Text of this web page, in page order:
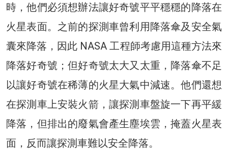
時，他們必須想辦法讓好奇號平平穩穩的降落在
火星表面。之前的探測車曾利用降落傘及安全氣
囊來降落，因此 NASA 工程師考慮用這種方法來
降落好奇號；但好奇號太大又太重，降落傘不足
以讓好奇號在稀薄的火星大氣中減速。他們還想
在探測車上安裝火箭，讓探測車盤旋一下再平緩
降落，但排出的廢氣會產生塵埃雲，掩蓋火星表
面，反而讓探測車難以安全降落。